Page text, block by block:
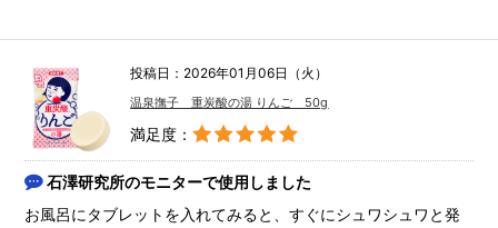
投稿日：2026年01月06日（火）
温泉撫子 重炭酸の湯 りんご 50g
満足度：
石澤研究所のモニターで使用しました
お風呂にタブレットを入れてみると、すぐにシュワシュワと発